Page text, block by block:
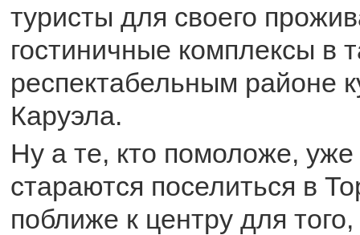
туристы для своего
гостиничные комплексы в
респектабельным районе
Каруэла.
Ну а те, кто помоложе, уже
стараются поселиться в
поближе к центру для